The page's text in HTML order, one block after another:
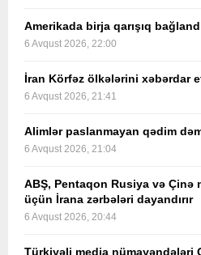
Amerikada birja qarışıq
6 Avqust 2026, 22:00
İran Körfəz ölkələrini xəbərdar
6 Avqust 2026, 21:41
Alimlər paslanmayan qədim
6 Avqust 2026, 21:04
ABŞ, Pentaqon Rusiya və Çinə
üçün İrana zərbələri dayandırır
6 Avqust 2026, 20:44
Türkiyəli media nümayəndələri